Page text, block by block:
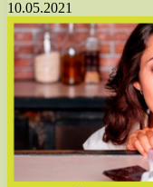
10.05.2021